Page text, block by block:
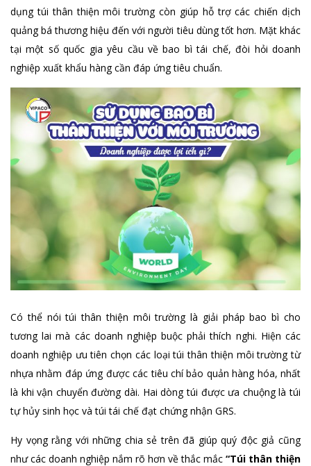
dụng túi thân thiện môi trường còn giúp hỗ trợ các chiến dịch
quảng bá thương hiệu đến với người tiêu dùng tốt hơn. Mặt khác
tại một số quốc gia yêu cầu về bao bì tái chế, đòi hỏi doanh
nghiệp xuất khẩu hàng cần đáp ứng tiêu chuẩn.
Có thể nói túi thân thiện môi trường là giải pháp bao bì cho
tương lai mà các doanh nghiệp buộc phải thích nghi. Hiện các
doanh nghiệp ưu tiên chọn các loại túi thân thiện môi trường từ
nhựa nhằm đáp ứng được các tiêu chí bảo quản hàng hóa, nhất
là khi vận chuyển đường dài. Hai dòng túi được ưa chuộng là túi
tự hủy sinh học và túi tái chế đạt chứng nhận GRS.
Hy vọng rằng với những chia sẻ trên đã giúp quý độc giả cũng
như các doanh nghiệp nắm rõ hơn về thắc mắc “Túi thân thiện